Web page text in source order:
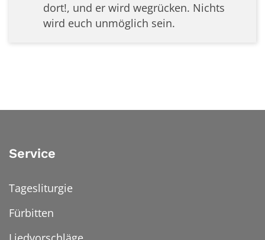
dort!, und er wird wegrücken. Nichts
wird euch unmöglich sein.
Service
Tagesliturgie
Fürbitten